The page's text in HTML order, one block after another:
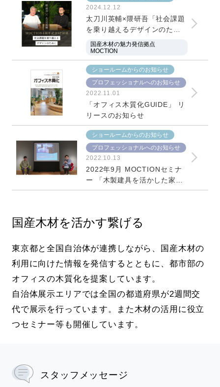
2024.12.12
太刀川英輔×隈研吾「社会課題
を乗り越えるデザインのため
に」
国産木材の魅力発信拠点
MOCTION
ショールームからのお知らせ
プロフェッショナルへのお知らせ
2022.11.01
「オフィス木質化GUIDE」 リ
リースのお知らせ
ショールームからのお知らせ
プロフェッショナルへのお知らせ
2022.10.13
2022年9月 MOCTIONセミナ
ー 「木製建具を活かした家づ
くり」
国産木材を活かす繋げる
東京都と全国自治体が連携しながら、国産木材の
利用に向けた情報を発信するとともに、都市部の
オフィスの木質化を提案しています。
自治体展示エリアでは全国の都道府県が2週間交
代で展示を行っています。また木材の活用に役立
つセミナー等も開催しています。
スタッフメッセージ